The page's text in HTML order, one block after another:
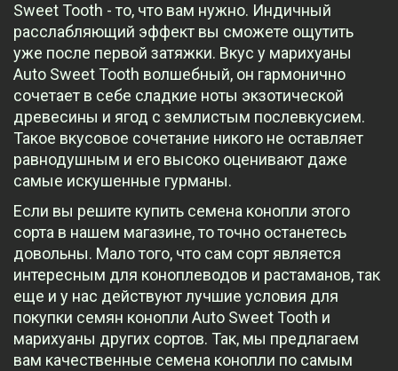
Sweet Tooth - то, что вам нужно. Индичный
расслабляющий эффект вы сможете ощутить
уже после первой затяжки. Вкус у марихуаны
Auto Sweet Tooth волшебный, он гармонично
сочетает в себе сладкие ноты экзотической
древесины и ягод с землистым послевкусием.
Такое вкусовое сочетание никого не оставляет
равнодушным и его высоко оценивают даже
самые искушенные гурманы.
Если вы решите купить семена конопли этого
сорта в нашем магазине, то точно останетесь
довольны. Мало того, что сам сорт является
интересным для коноплеводов и растаманов, так
еще и у нас действуют лучшие условия для
покупки семян конопли Auto Sweet Tooth и
марихуаны других сортов. Так, мы предлагаем
вам качественные семена конопли по самым